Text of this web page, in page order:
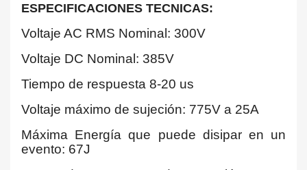
ESPECIFICACIONES TECNICAS:
Voltaje AC RMS Nominal: 300V
Voltaje DC Nominal: 385V
Tiempo de respuesta 8-20 us
Voltaje máximo de sujeción: 775V a 25A
Máxima Energía que puede disipar en un
evento: 67J